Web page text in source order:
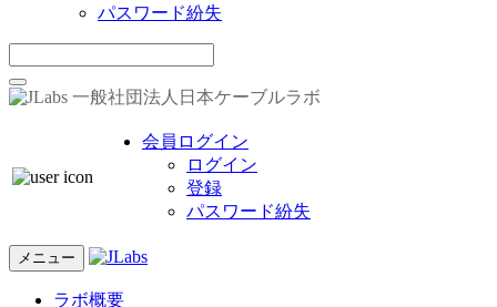
パスワード紛失
一般社団法人日本ケーブルラボ
会員ログイン
ログイン
登録
パスワード紛失
メニュー
ラボ概要